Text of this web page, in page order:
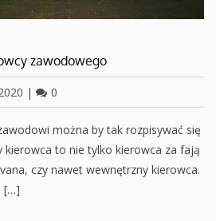
zawodowego
| 0
można by tak rozpisywać się
kierowca to nie tylko kierowca za fają
czy nawet wewnętrzny kierowca.
[…]